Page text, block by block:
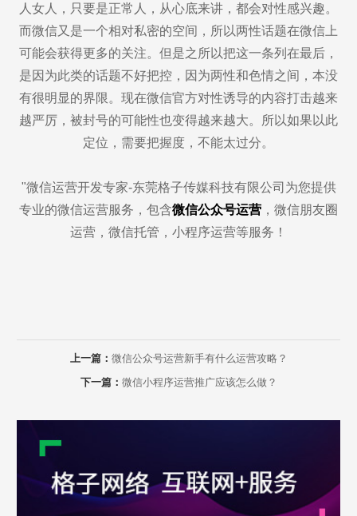
人女人，只要是正常人，从心底来讲，都会对性感兴趣。
而微信又是一个相对私密的空间，所以两性话题在微信上
可能会获得更多的关注。但是之所以把这一条列在最后，
是因为此类的话题不好把控，因为两性和色情之间，本没
有很明显的界限。现在微信官方对性诱导的内容打击越来
越严厉，被封号的可能性也变得越来越大。所以如果以此
定位，需要把握度，不能太过分。
"微信运营开发专家-东莞格子传媒科技有限公司为您提供
专业的微信运营服务，包含微信公众号运营 ，微信朋友圈
运营，微信托管，小程序运营等服务！
上一篇： 微信公众号运营新手有什么运营攻略？
下一篇： 微信小程序运营推广应该怎么做？